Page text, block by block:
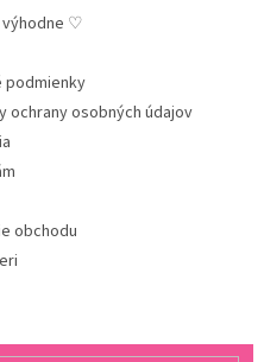
výhodne ♡
podmienky
ochrany osobných údajov
obchodu